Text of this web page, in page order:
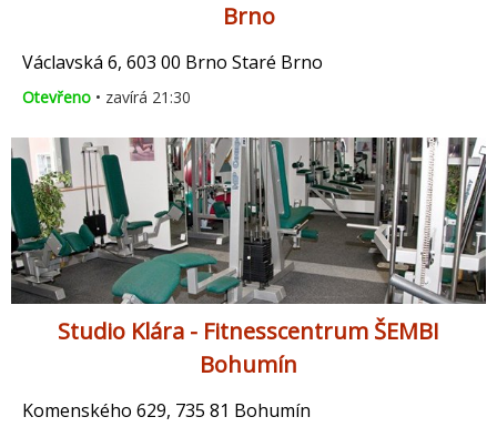
Brno
Václavská 6, 603 00 Brno Staré Brno
Otevřeno • zavírá 21:30
Studio Klára - Fitnesscentrum ŠEMBI
Bohumín
Komenského 629, 735 81 Bohumín